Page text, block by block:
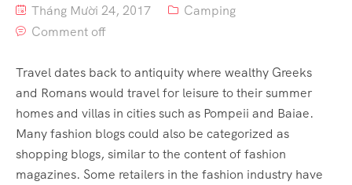
Tháng Mười 24, 2017
Camping
Comment off
Travel dates back to antiquity where wealthy Greeks
and Romans would travel for leisure to their summer
homes and villas in cities such as Pompeii and Baiae.
Many fashion blogs could also be categorized as
shopping blogs, similar to the content of fashion
magazines. Some retailers in the fashion industry have